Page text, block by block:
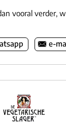
vooral verder,
e-